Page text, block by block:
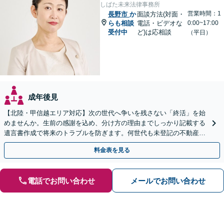
しばた未来法律事務所
長野市 か
らも相談
受付中
面談方法(対面・
電話・ビデオな
ど)は応相談
営業時間：1
0:00~17:00
（平日）
成年後見
【北陸・甲信越エリア対応】次の世代へ争いを残さない「終活」を始
めませんか。生前の感謝を込め、分け方の理由までしっかり記載する
遺言書作成で将来のトラブルを防ぎます。何世代も未登記の不動産問
題も対応可能。【電話相談・WEB面談可】
料金表を見る
電話でお問い合わせ メールでお問い合わせ